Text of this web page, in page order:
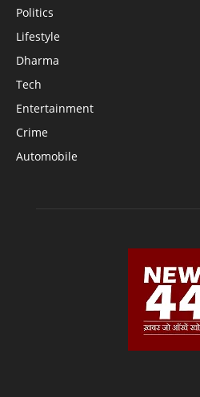
Politics
Lifestyle
Dharma
Tech
Entertainment
Crime
Automobile